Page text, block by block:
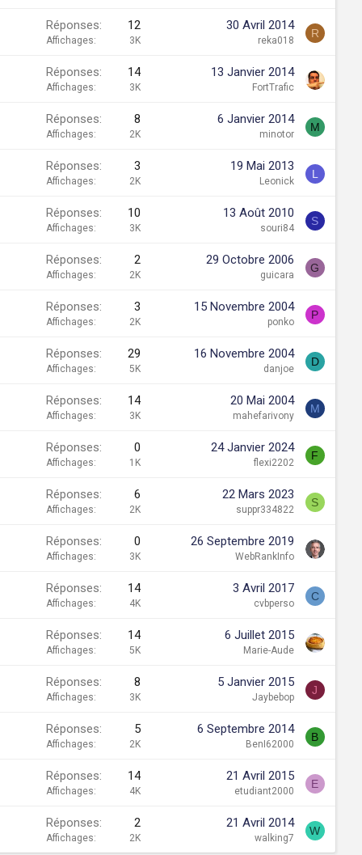
Réponses 12
Affichages 3K
30 Avril 2014
reka018
R
Réponses 14
Affichages 3K
13 Janvier 2014
FortTrafic
Réponses 8
Affichages 2K
6 Janvier 2014
minotor
M
Réponses 3
Affichages 2K
19 Mai 2013
Leonick
L
Réponses 10
Affichages 3K
13 Août 2010
souri84
S
Réponses 2
Affichages 2K
29 Octobre 2006
guicara
G
Réponses 3
Affichages 2K
15 Novembre 2004
ponko
P
Réponses 29
Affichages 5K
16 Novembre 2004
danjoe
D
Réponses 14
Affichages 3K
20 Mai 2004
mahefarivony
M
Réponses 0
Affichages 1K
24 Janvier 2024
flexi2202
F
Réponses 6
Affichages 2K
22 Mars 2023
suppr334822
S
Réponses 0
Affichages 3K
26 Septembre 2019
WebRankInfo
Réponses 14
Affichages 4K
3 Avril 2017
cvbperso
C
Réponses 14
Affichages 5K
6 Juillet 2015
Marie-Aude
Réponses 8
Affichages 3K
5 Janvier 2015
Jaybebop
J
Réponses 5
Affichages 2K
6 Septembre 2014
BenI62000
B
Réponses 14
Affichages 4K
21 Avril 2015
etudiant2000
E
Réponses 2
Affichages 2K
21 Avril 2014
walking7
W